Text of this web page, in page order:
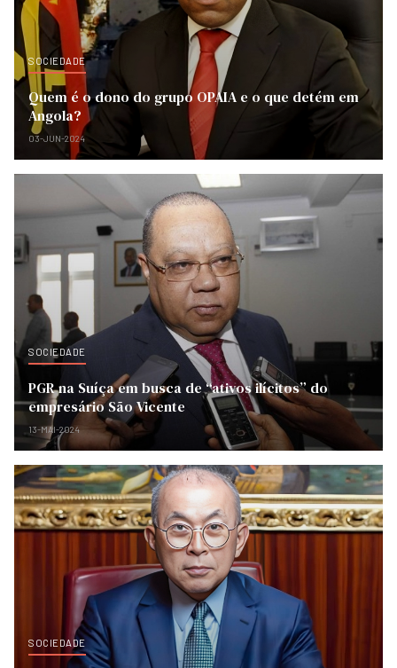
SOCIEDADE
Quem é o dono do grupo OPAIA e o que detém em
Angola?
03-JUN-2024
SOCIEDADE
PGR na Suíça em busca de “ativos ilícitos” do
empresário São Vicente
13-MAI-2024
SOCIEDADE